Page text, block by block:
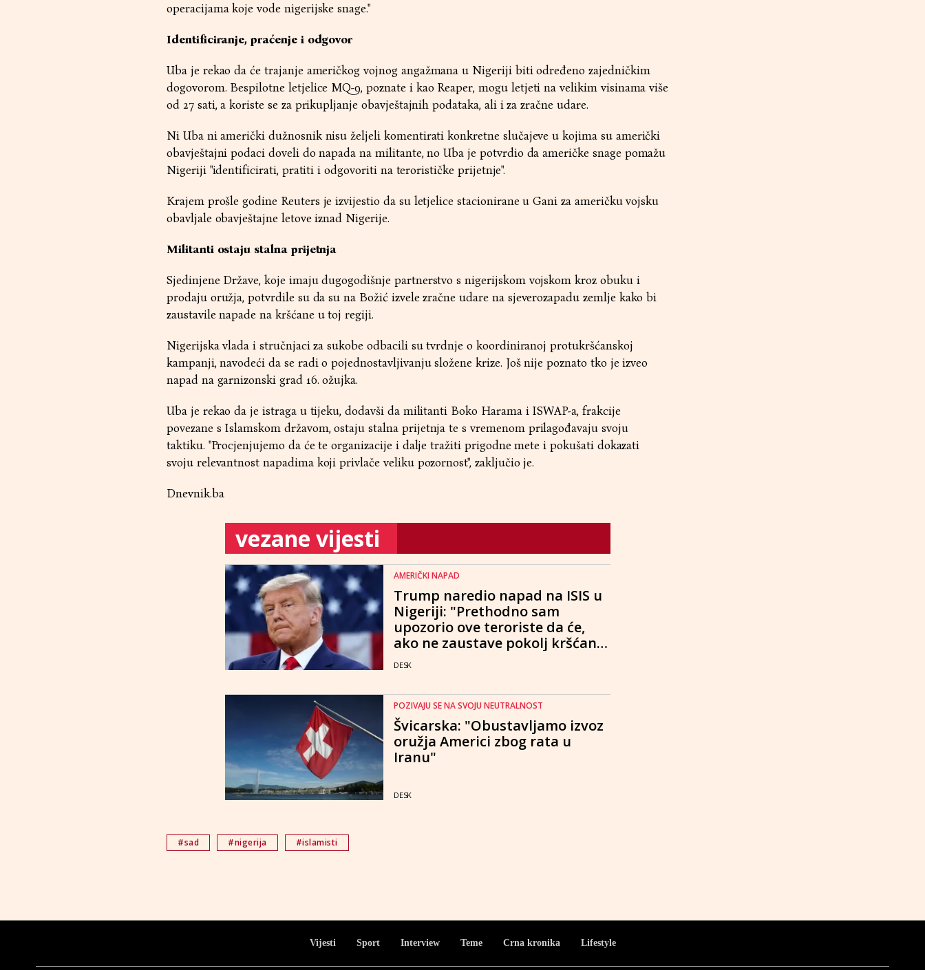
operacijama koje vode nigerijske snage."
Identificiranje, praćenje i odgovor
Uba je rekao da će trajanje američkog vojnog angažmana u Nigeriji biti određeno zajedničkim
dogovorom. Bespilotne letjelice MQ-9, poznate i kao Reaper, mogu letjeti na velikim visinama više
od 27 sati, a koriste se za prikupljanje obavještajnih podataka, ali i za zračne udare.
Ni Uba ni američki dužnosnik nisu željeli komentirati konkretne slučajeve u kojima su američki
obavještajni podaci doveli do napada na militante, no Uba je potvrdio da američke snage pomažu
Nigeriji "identificirati, pratiti i odgovoriti na terorističke prijetnje".
Krajem prošle godine Reuters je izvijestio da su letjelice stacionirane u Gani za američku vojsku
obavljale obavještajne letove iznad Nigerije.
Militanti ostaju stalna prijetnja
Sjedinjene Države, koje imaju dugogodišnje partnerstvo s nigerijskom vojskom kroz obuku i
prodaju oružja, potvrdile su da su na Božić izvele zračne udare na sjeverozapadu zemlje kako bi
zaustavile napade na kršćane u toj regiji.
Nigerijska vlada i stručnjaci za sukobe odbacili su tvrdnje o koordiniranoj protukršćanskoj
kampanji, navodeći da se radi o pojednostavljivanju složene krize. Još nije poznato tko je izveo
napad na garnizonski grad 16. ožujka.
Uba je rekao da je istraga u tijeku, dodavši da militanti Boko Harama i ISWAP-a, frakcije
povezane s Islamskom državom, ostaju stalna prijetnja te s vremenom prilagođavaju svoju
taktiku. "Procjenjujemo da će te organizacije i dalje tražiti prigodne mete i pokušati dokazati
svoju relevantnost napadima koji privlače veliku pozornost", zaključio je.
Dnevnik.ba
vezane vijesti
AMERIČKI NAPAD
Trump naredio napad na ISIS u
Nigeriji: "Prethodno sam
upozorio ove teroriste da će,
ako ne zaustave pokolj kršćana,
platiti visoku cijenu"
DESK
POZIVAJU SE NA SVOJU NEUTRALNOST
Švicarska: "Obustavljamo izvoz
oružja Americi zbog rata u
Iranu"
DESK
#sad #nigerija #islamisti
Vijesti Sport Interview Teme Crna kronika Lifestyle